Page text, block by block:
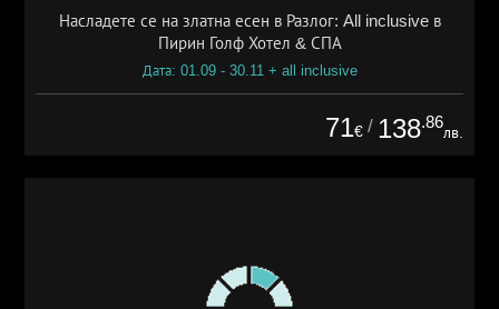
Насладете се на златна есен в Разлог: All inclusive в
Пирин Голф Хотел & СПА
Дата: 01.09 - 30.11 + all inclusive
71€ / 138.86
лв.